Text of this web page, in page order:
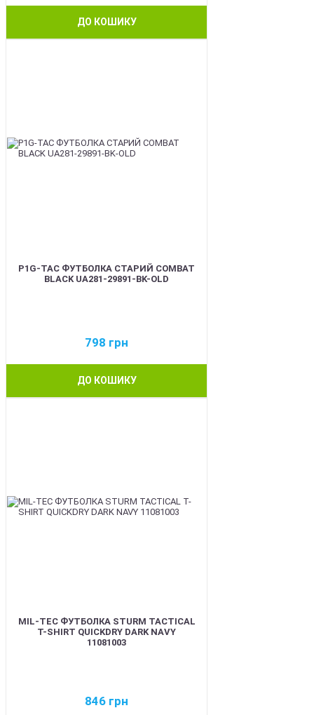
ДО КОШИКУ
P1G-TAC ФУТБОЛКА СТАРИЙ COMBAT
BLACK UA281-29891-BK-OLD
798 грн
ДО КОШИКУ
MIL-TEC ФУТБОЛКА STURM TACTICAL
T-SHIRT QUICKDRY DARK NAVY
11081003
846 грн